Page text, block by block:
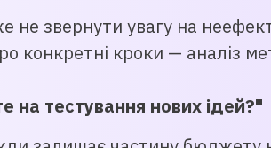
звернути увагу на
конкретні кроки — аналіз
на тестування нових ідей?"